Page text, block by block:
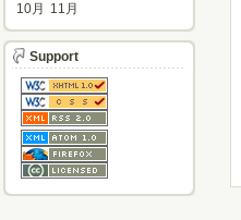
10月
11月
Support